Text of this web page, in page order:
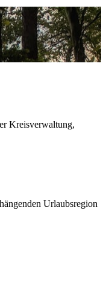
Kreisverwaltung,
Urlaubsregion